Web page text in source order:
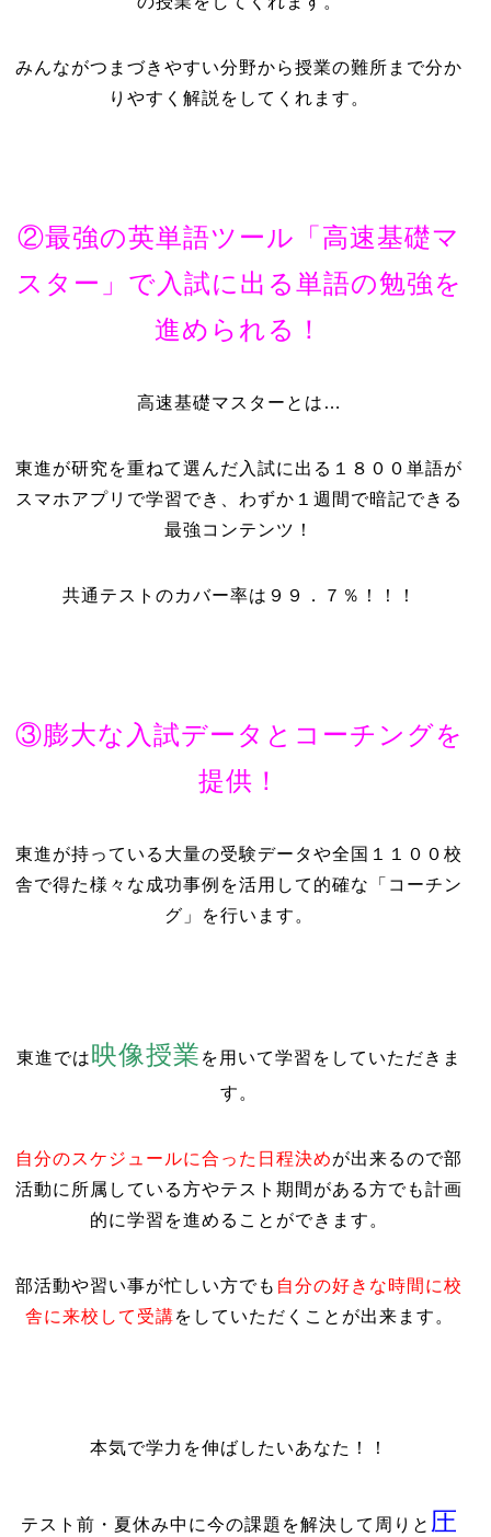
みんながつまづきやすい分野から授業の難所まで分か
りやすく解説をしてくれます。
②最強の英単語ツール「高速基礎マ
スター」で入試に出る単語の勉強を
進められる！
高速基礎マスターとは…
東進が研究を重ねて選んだ入試に出る１８００単語が
スマホアプリで学習でき、わずか１週間で暗記できる
最強コンテンツ！
共通テストのカバー率は９９．７％！！！
③膨大な入試データとコーチングを
提供！
東進が持っている大量の受験データや全国１１００校
舎で得た様々な成功事例を活用して的確な「コーチン
グ」を行います。
東進では映像授業 を用いて学習をしていただきま
す。
自分のスケジュールに合った日程決めが出来るので部
活動に所属している方やテスト期間がある方でも計画
的に学習を進めることができます。
部活動や習い事が忙しい方でも 自分の好きな時間に校
舎に来校して受講をしていただくことが出来ます。
本気で学力を伸ばしたいあなた！！
テスト前・夏休み中に今の課題を解決して周りと 圧